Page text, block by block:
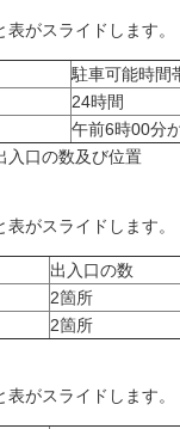
がスライドします。
駐車可能時間
24時間
午前6時00分
口の数及び位置
がスライドします。
出入口の数
2箇所
2箇所
がスライドします。